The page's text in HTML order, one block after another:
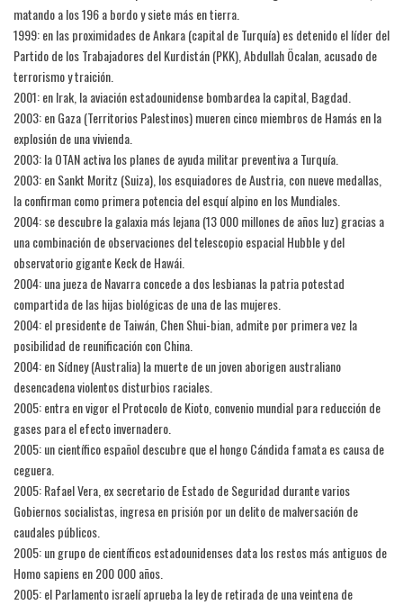
matando a los 196 a bordo y siete más en tierra.
1999: en las proximidades de Ankara (capital de Turquía) es detenido el líder del
Partido de los Trabajadores del Kurdistán (PKK), Abdullah Öcalan, acusado de
terrorismo y traición.
2001: en Irak, la aviación estadounidense bombardea la capital, Bagdad.
2003: en Gaza (Territorios Palestinos) mueren cinco miembros de Hamás en la
explosión de una vivienda.
2003: la OTAN activa los planes de ayuda militar preventiva a Turquía.
2003: en Sankt Moritz (Suiza), los esquiadores de Austria, con nueve medallas,
la confirman como primera potencia del esquí alpino en los Mundiales.
2004: se descubre la galaxia más lejana (13 000 millones de años luz) gracias a
una combinación de observaciones del telescopio espacial Hubble y del
observatorio gigante Keck de Hawái.
2004: una jueza de Navarra concede a dos lesbianas la patria potestad
compartida de las hijas biológicas de una de las mujeres.
2004: el presidente de Taiwán, Chen Shui-bian, admite por primera vez la
posibilidad de reunificación con China.
2004: en Sídney (Australia) la muerte de un joven aborigen australiano
desencadena violentos disturbios raciales.
2005: entra en vigor el Protocolo de Kioto, convenio mundial para reducción de
gases para el efecto invernadero.
2005: un científico español descubre que el hongo Cándida famata es causa de
ceguera.
2005: Rafael Vera, ex secretario de Estado de Seguridad durante varios
Gobiernos socialistas, ingresa en prisión por un delito de malversación de
caudales públicos.
2005: un grupo de científicos estadounidenses data los restos más antiguos de
Homo sapiens en 200 000 años.
2005: el Parlamento israelí aprueba la ley de retirada de una veintena de